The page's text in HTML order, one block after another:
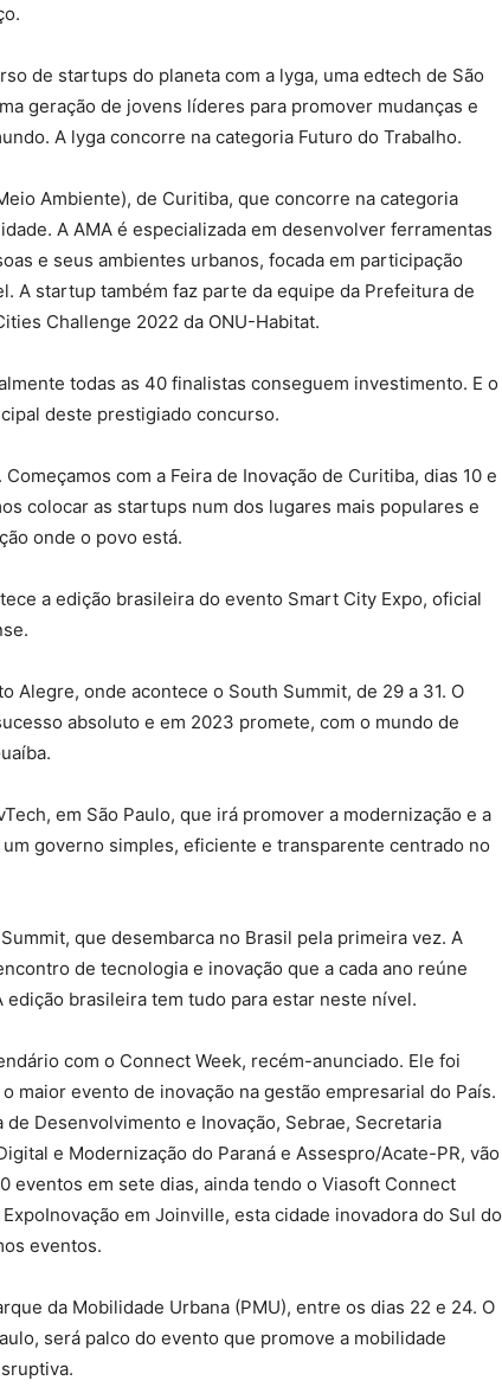
de startups do planeta com a lyga, uma edtech de São
geração de jovens líderes para promover mudanças e
A lyga concorre na categoria Futuro do Trabalho.
Ambiente), de Curitiba, que concorre na categoria
A AMA é especializada em desenvolver ferramentas
e seus ambientes urbanos, focada em participação
A startup também faz parte da equipe da Prefeitura de
Challenge 2022 da ONU-Habitat.
todas as 40 finalistas conseguem investimento. E o
deste prestigiado concurso.
com a Feira de Inovação de Curitiba, dias 10 e
colocar as startups num dos lugares mais populares e
onde o povo está.
a edição brasileira do evento Smart City Expo, oficial
Alegre, onde acontece o South Summit, de 29 a 31. O
absoluto e em 2023 promete, com o mundo de
em São Paulo, que irá promover a modernização e a
governo simples, eficiente e transparente centrado no
que desembarca no Brasil pela primeira vez. A
de tecnologia e inovação que a cada ano reúne
brasileira tem tudo para estar neste nível.
com o Connect Week, recém-anunciado. Ele foi
maior evento de inovação na gestão empresarial do País.
Desenvolvimento e Inovação, Sebrae, Secretaria
e Modernização do Paraná e Assespro/Acate-PR, vão
eventos em sete dias, ainda tendo o Viasoft Connect
em Joinville, esta cidade inovadora do Sul do
eventos.
da Mobilidade Urbana (PMU), entre os dias 22 e 24. O
será palco do evento que promove a mobilidade